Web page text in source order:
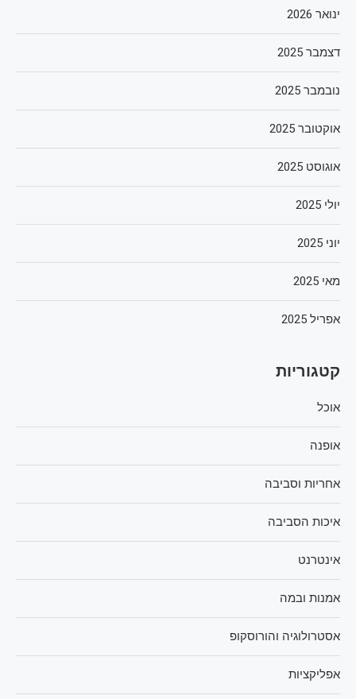
ינואר 2026
דצמבר 2025
נובמבר 2025
אוקטובר 2025
אוגוסט 2025
יולי 2025
יוני 2025
מאי 2025
אפריל 2025
קטגוריות
אוכל
אופנה
אחריות וסביבה
איכות הסביבה
אינטרנט
אמנות ובמה
אסטרולוגיה והורוסקופ
אפליקציות